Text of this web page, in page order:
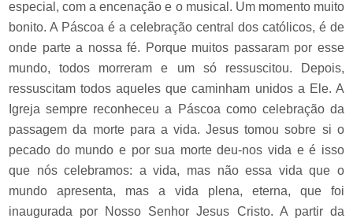
especial, com a encenação e o musical. Um momento muito
bonito. A Páscoa é a celebração central dos católicos, é de
onde parte a nossa fé. Porque muitos passaram por esse
mundo, todos morreram e um só ressuscitou. Depois,
ressuscitam todos aqueles que caminham unidos a Ele. A
Igreja sempre reconheceu a Páscoa como celebração da
passagem da morte para a vida. Jesus tomou sobre si o
pecado do mundo e por sua morte deu-nos vida e é isso
que nós celebramos: a vida, mas não essa vida que o
mundo apresenta, mas a vida plena, eterna, que foi
inaugurada por Nosso Senhor Jesus Cristo. A partir da